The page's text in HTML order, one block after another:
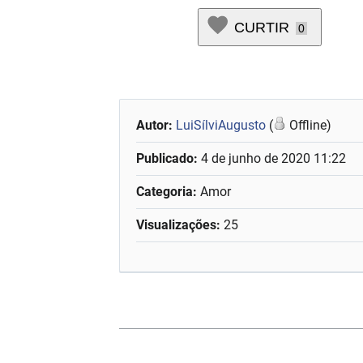
CURTIR 0
Autor: LuiSílviAugusto ( Offline)
Publicado:4 de junho de 2020 11:22
Categoria: Amor
Visualizações: 25